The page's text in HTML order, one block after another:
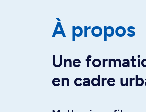
À propos
Une
en cadre